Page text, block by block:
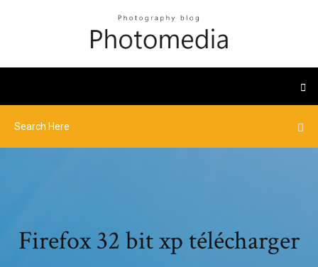
Firefox 32 bit xp télécharger